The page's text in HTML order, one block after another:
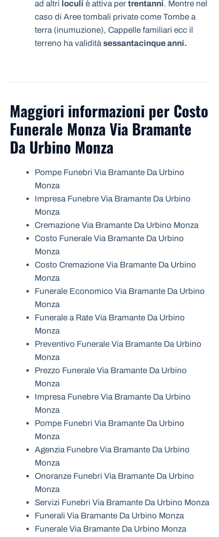
ad altri loculi è attiva per trentanni. Mentre nel
caso di Aree tombali private come Tombe a
terra (inumuzione), Cappelle familiari ecc il
terreno ha validità sessantacinque anni.
Maggiori informazioni per Costo
Funerale Monza Via Bramante
Da Urbino Monza
Pompe Funebri Via Bramante Da Urbino
Monza
Impresa Funebre Via Bramante Da Urbino
Monza
Cremazione Via Bramante Da Urbino Monza
Costo Funerale Via Bramante Da Urbino
Monza
Costo Cremazione Via Bramante Da Urbino
Monza
Funerale Economico Via Bramante Da Urbino
Monza
Funerale a Rate Via Bramante Da Urbino
Monza
Preventivo Funerale Via Bramante Da Urbino
Monza
Prezzo Funerale Via Bramante Da Urbino
Monza
Impresa Funebre Via Bramante Da Urbino
Monza
Pompe Funebri Via Bramante Da Urbino
Monza
Agenzia Funebre Via Bramante Da Urbino
Monza
Onoranze Funebri Via Bramante Da Urbino
Monza
Servizi Funebri Via Bramante Da Urbino Monza
Funerali Via Bramante Da Urbino Monza
Funerale Via Bramante Da Urbino Monza